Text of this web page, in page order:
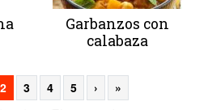
Garbanzos con
calabaza
2 3 4 5 › »